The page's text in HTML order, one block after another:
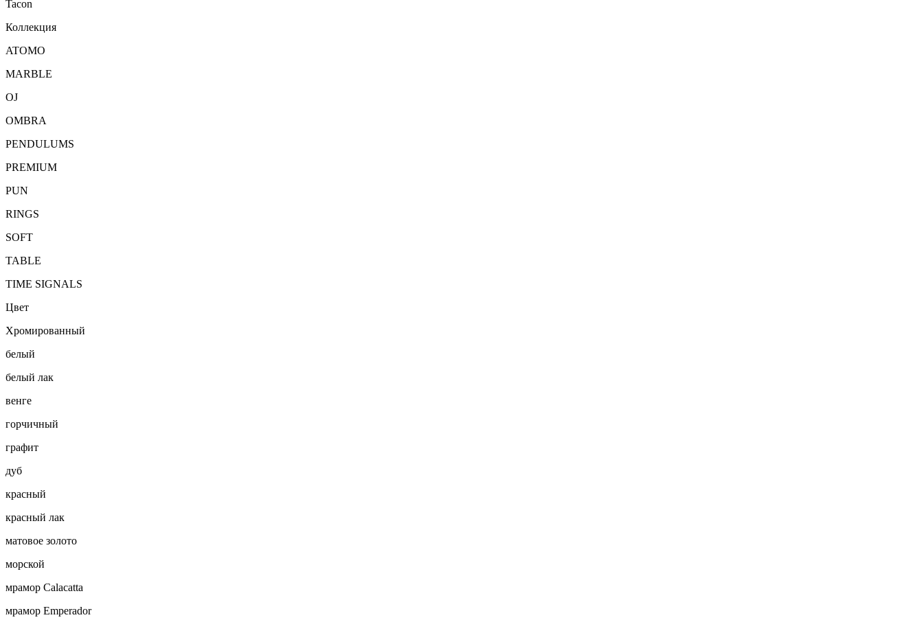
Tacon
Коллекция
ATOMO
MARBLE
OJ
OMBRA
PENDULUMS
PREMIUM
PUN
RINGS
SOFT
TABLE
TIME SIGNALS
Цвет
Хромированный
белый
белый лак
венге
горчичный
графит
дуб
красный
красный лак
матовое золото
морской
мрамор Calacatta
мрамор Emperador